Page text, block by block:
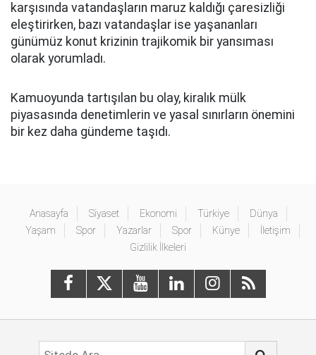
karşısında vatandaşların maruz kaldığı çaresizliği
eleştirirken, bazı vatandaşlar ise yaşananları
günümüz konut krizinin trajikomik bir yansıması
olarak yorumladı.
Kamuoyunda tartışılan bu olay, kiralık mülk
piyasasında denetimlerin ve yasal sınırların önemini
bir kez daha gündeme taşıdı.
Anasayfa Siyaset Ekonomi Türkiye
Dünya
Yaşam
Spor Yazarlar Spor Künye
İletişim
Gizlilik İlkeleri